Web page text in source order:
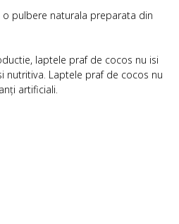
pulbere naturala preparata din
laptele praf de cocos nu isi
nutritiva. Laptele praf de cocos nu
artificiali.